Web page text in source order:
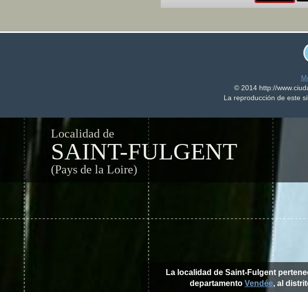
© 2014 http://
La reproducción de este
Localidad de
SAINT-FULGENT
(Pays de la Loire)
La localidad de Saint-Fulgent
departamento Vendée, al